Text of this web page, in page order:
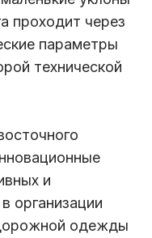
проходит через
параметры
технической
и
организации
одежды